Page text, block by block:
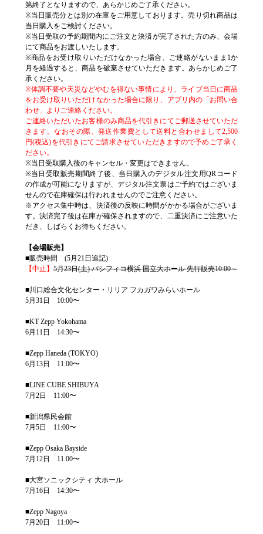
第終了となりますので、あらかじめご了承ください。
※当日販売分とは別の在庫をご用意しております。売り切れ商品は
当日購入をご検討ください。
※当日受取の予約期間内にご注文と決済が完了された方のみ、会場
にて商品をお渡しいたします。
※商品をお受け取りいただけなかった場合、ご連絡がないまま1か
月を経過すると、商品を破棄させていただきます。あらかじめご了
承ください。
※体調不要や天災などやむを得ない事情により、ライブ当日に商品
をお受け取りいただけなかった場合に限り、アプリ内の「お問い合
わせ」よりご連絡ください。
ご連絡いただいたお客様のみ商品を代引きにてご郵送させていただ
きます。なおその際、発送作業費として送料と合わせまして2,500
円(税込)を代引きにてご請求させていただきますので予めご了承く
ださい。
※当日受取購入後のキャンセル・変更はできません。
※当日受取販売期間終了後、当日購入のデジタル注文用QRコード
の作成が可能になりますが、デジタル注文票はご予約ではございま
せんので在庫確保は行われませんのでご注意ください。
※アクセス集中時は、決済後の反映に時間がかかる場合がございま
す。決済完了後は在庫が確保されますので、二重決済にご注意いた
だき、しばらくお待ちください。
【会場販売】
■販売時間 (5月21日追記)
【中止】5月23日(土) パシフィコ横浜 国立大ホール 先行販売10:00～
■川口総合文化センター・リリア フカガワみらいホール
5月31日 10:00〜
■KT Zepp Yokohama
6月11日 14:30〜
■Zepp Haneda (TOKYO)
6月13日 11:00〜
■LINE CUBE SHIBUYA
7月2日 11:00〜
■新潟県民会館
7月5日 11:00〜
■Zepp Osaka Bayside
7月12日 11:00〜
■大宮ソニックシティ 大ホール
7月16日 14:30〜
■Zepp Nagoya
7月20日 11:00〜